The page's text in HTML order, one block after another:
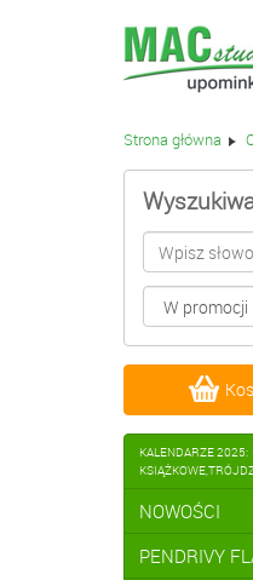
Strona główna
KALENDARZE 2025:
NOWOŚCI
PENDRIVY